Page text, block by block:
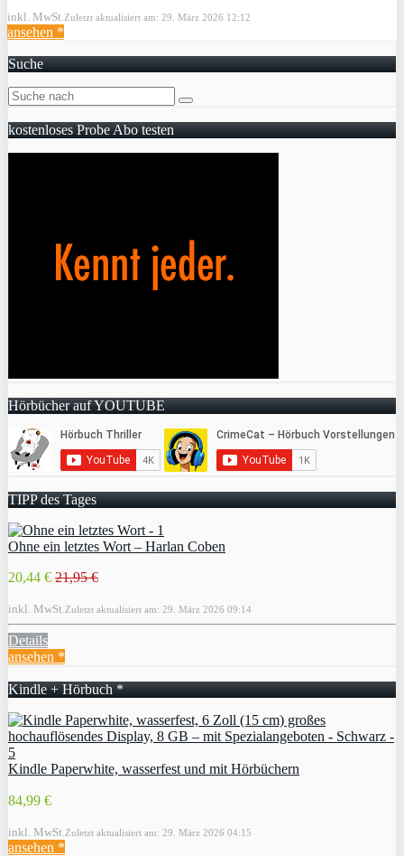
inkl. MwSt. Zuletzt aktualisiert am: 29. März 2026 12:12
ansehen *
Suche
kostenloses Probe Abo testen
Hörbücher auf YOUTUBE
TIPP des Tages
Ohne ein letztes Wort – Harlan Coben
20,44 € 21,95 €
inkl. MwSt. Zuletzt aktualisiert am: 29. März 2026 09:14
Details
ansehen *
Kindle + Hörbuch *
Kindle Paperwhite, wasserfest und mit Hörbüchern
84,99 €
inkl. MwSt. Zuletzt aktualisiert am: 29. März 2026 04:15
ansehen *